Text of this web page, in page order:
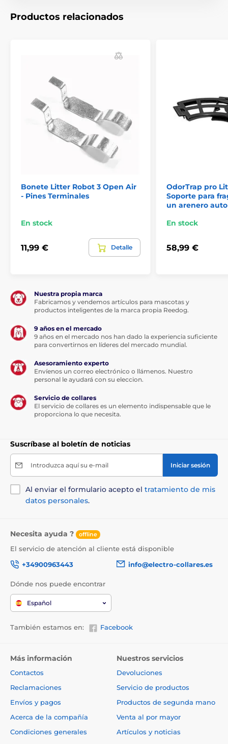
Accesorios Inodoros
Productos relacionados
Bonete Litter Robot 3 Open Air
- Pines Terminales
En stock
11,99 € Detalle
OdorTrap pro
Soporte para
un arenero
En stock
58,99 €
Nuestra propia marca
Fabricamos y vendemos artículos para mascotas y
productos inteligentes de la marca propia Reedog.
9 años en el mercado
9 años en el mercado nos han dado la experiencia suficiente
para convertirnos en líderes del mercado mundial.
Asesoramiento experto
Envíenos un correo electrónico o llámenos. Nuestro
personal le ayudará con su eleccion.
Servicio de collares
El servicio de collares es un elemento indispensable que le
proporciona lo que necesita.
Suscríbase al boletín de noticias
Introduzca aquí su e-mail Iniciar sesión
Al enviar el formulario acepto el tratamiento de mis
datos personales.
Necesita ayuda ? offline
El servicio de atención al cliente está disponible
+34900963443
info@electro-collares.es
Dónde nos puede encontrar
Español
También estamos en: Facebook
Más información
Contactos
Reclamaciones
Envíos y pagos
Acerca de la compañía
Condiciones generales
Nuestros servicios
Devoluciones
Servicio de productos
Productos de segunda mano
Venta al por mayor
Artículos y noticias